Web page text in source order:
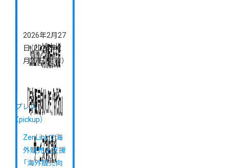
2026年2月27
日（2026年2
月27日 更新）
プレス
（pickup）
ZenLinkで海
外販売を支援
「海外販売向